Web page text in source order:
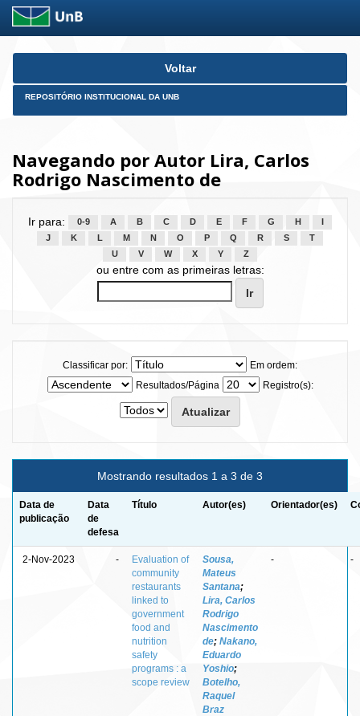
Skip
Voltar
REPOSITÓRIO INSTITUCIONAL DA UNB
Navegando por Autor Lira, Carlos
Rodrigo Nascimento de
Ir para: 0-9 A B C D E F G H
J
K L M N O P Q R S
T
U
V W X Y Z
ou entre com as primeiras letras:
Classificar por:
Em ordem:
Resultados/Página
Registro(s):
Mostrando resultados 1 a 3 de 3
Data de
publicação
Data
de
defesa
Título Autor(es) Orientador(es)
2-Nov-2023 -
Evaluation of
community
restaurants
linked to
government
food and
nutrition
safety
programs : a
scope review
Sousa,
Mateus
Santana;
Lira, Carlos
Rodrigo
Nascimento
de; Nakano,
Eduardo
Yoshio;
Botelho,
Raquel
Braz
- -